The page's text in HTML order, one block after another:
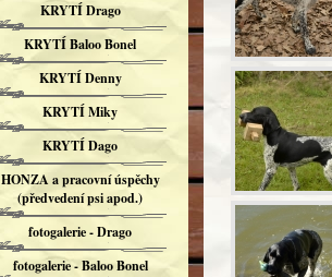
KRYTÍ Drago
KRYTÍ Baloo Bonel
KRYTÍ Denny
KRYTÍ Miky
KRYTÍ Dago
HONZA a pracovní úspěchy
(předvedení psi apod.)
fotogalerie - Drago
fotogalerie - Baloo Bonel